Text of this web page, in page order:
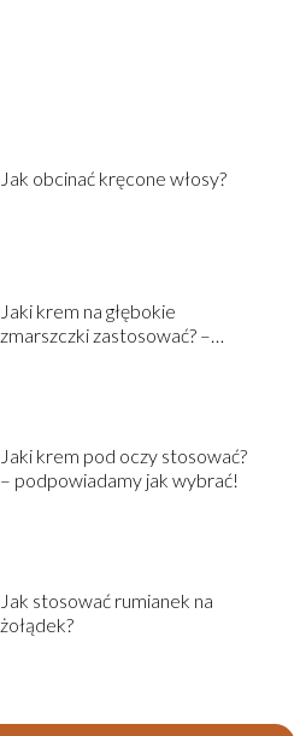
Jak obcinać kręcone włosy?
Jaki krem na głębokie
zmarszczki zastosować? –
Jaki krem pod oczy stosować?
– podpowiadamy jak wybrać!
Jak stosować rumianek na
żołądek?